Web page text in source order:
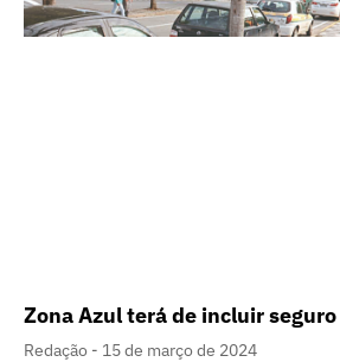
Zona Azul terá de incluir
Redação
15 de março de 2024